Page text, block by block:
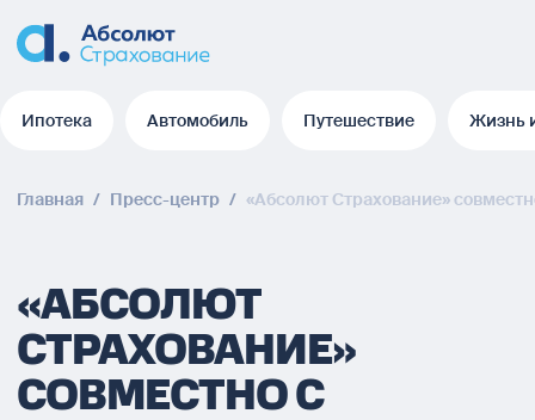
Ипотека Автомобиль Путешествие Жизнь
Главная / Пресс-центр / «Абсолют Страхование»
«АБСОЛЮТ
СТРАХОВАНИЕ»
СОВМЕСТНО С